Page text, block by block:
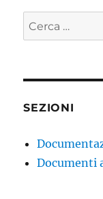
Cerca:
SEZIONI
Documenti